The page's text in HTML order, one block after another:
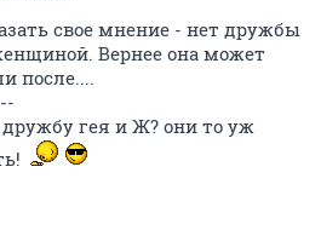
свое мнение - нет дружбы
Вернее она может
после....
дружбу гея и Ж? они то уж